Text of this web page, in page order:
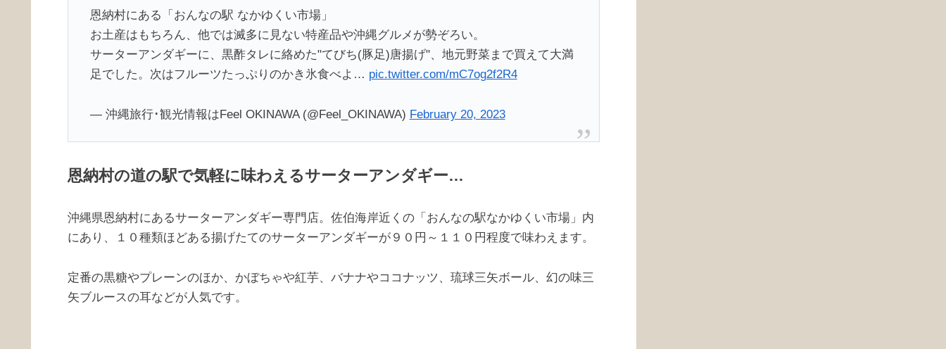
恩納村にある「おんなの駅 なかゆくい市場」
お土産はもちろん、他では滅多に見ない特産品や沖縄グルメが勢ぞろい。
サーターアンダギーに、黒酢タレに絡めた"てびち(豚足)唐揚げ"、地元野菜まで買えて大満
足でした。次はフルーツたっぷりのかき氷食べよ… pic.twitter.com/mC7og2f2R4
— 沖縄旅行･観光情報はFeel OKINAWA (@Feel_OKINAWA) February 20, 2023
恩納村の道の駅で気軽に味わえるサーターアンダギー…
沖縄県恩納村にあるサーターアンダギー専門店。佐伯海岸近くの「おんなの駅なかゆくい市場」内
にあり、１０種類ほどある揚げたてのサーターアンダギーが９０円～１１０円程度で味わえます。
定番の黒糖やプレーンのほか、かぼちゃや紅芋、バナナやココナッツ、琉球三矢ボール、幻の味三
矢ブルースの耳などが人気です。